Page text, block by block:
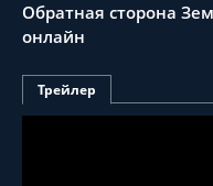
Обратная сторона
онлайн
Трейлер